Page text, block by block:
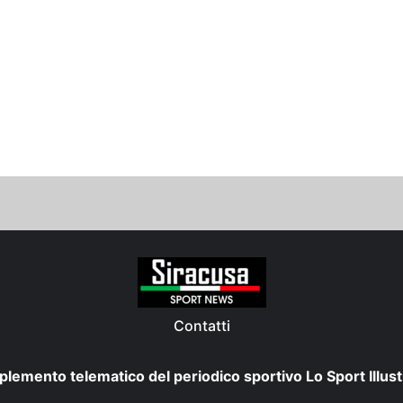
Contatti
telematico del periodico sportivo Lo Sport